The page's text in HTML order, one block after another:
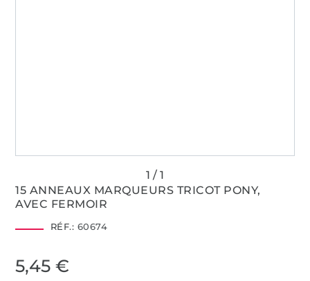
15 ANNEAUX MARQUEURS TRICOT PONY,
AVEC FERMOIR
RÉF.: 60674
5,45 €